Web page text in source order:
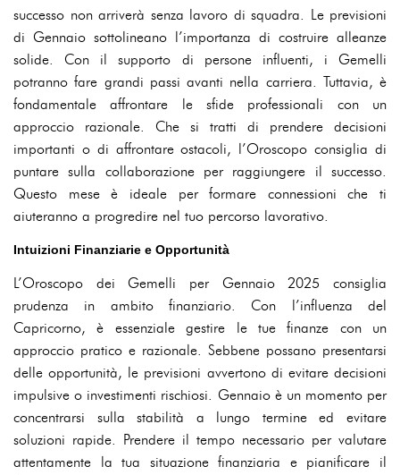
successo non arriverà senza lavoro di squadra. Le previsioni
di Gennaio sottolineano l’importanza di costruire alleanze
solide. Con il supporto di persone influenti, i Gemelli
potranno fare grandi passi avanti nella carriera. Tuttavia, è
fondamentale affrontare le sfide professionali con un
approccio razionale. Che si tratti di prendere decisioni
importanti o di affrontare ostacoli, l’Oroscopo consiglia di
puntare sulla collaborazione per raggiungere il successo.
Questo mese è ideale per formare connessioni che ti
aiuteranno a progredire nel tuo percorso lavorativo.
Intuizioni Finanziarie e Opportunità
L’Oroscopo dei Gemelli per Gennaio 2025 consiglia
prudenza in ambito finanziario. Con l’influenza del
Capricorno, è essenziale gestire le tue finanze con un
approccio pratico e razionale. Sebbene possano presentarsi
delle opportunità, le previsioni avvertono di evitare decisioni
impulsive o investimenti rischiosi. Gennaio è un momento per
concentrarsi sulla stabilità a lungo termine ed evitare
soluzioni rapide. Prendere il tempo necessario per valutare
attentamente la tua situazione finanziaria e pianificare il